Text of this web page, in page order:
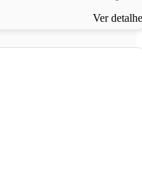
Ver